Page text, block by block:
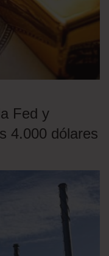
Fed y
4.000 dólares